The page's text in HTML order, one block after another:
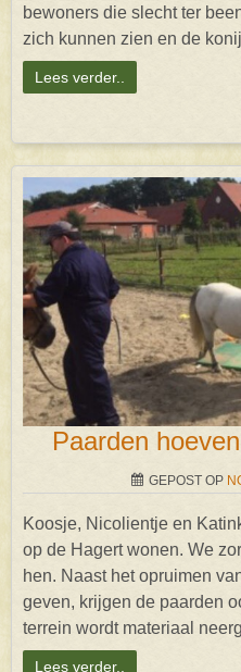
bewoners die slecht ter
zich kunnen zien en de
Lees verder..
Paarden
GEPOST OP
Koosje, Nicolientje en
op de Hagert wonen. We
hen. Naast het opruimen
geven, krijgen de paarden
terrein wordt materiaal
Lees verder..